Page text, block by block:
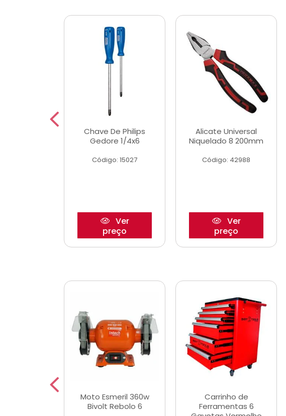
Chave De Philips
Gedore 1/4x6
Código: 15027
Ver
preço
Alicate Universal
Niquelado 8 200mm
Código: 42988
Ver
preço
Moto Esmeril 360w
Bivolt Rebolo 6
Carrinho de
Ferramentas 6